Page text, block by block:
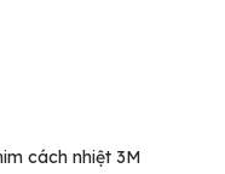
cách nhiệt 3M